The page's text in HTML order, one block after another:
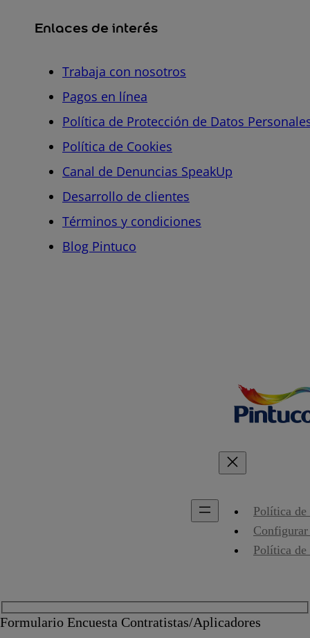
Enlaces de interés
Trabaja con nosotros
Pagos en línea
Política de Protección de Datos
Política de Cookies
Canal de Denuncias SpeakUp
Desarrollo de clientes
Términos y condiciones
Blog Pintuco
Política de
Política
Formulario Encuesta Contratistas/Aplicadores